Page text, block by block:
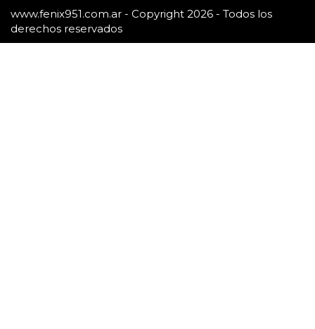
www.fenix951.com.ar - Copyright 2026 - Todos los
derechos reservados